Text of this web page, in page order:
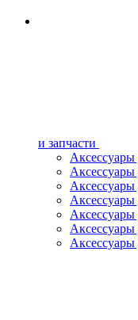
и запчасти
Аксессуары
Аксессуары
Аксессуары
Аксессуары
Аксессуары
Аксессуары